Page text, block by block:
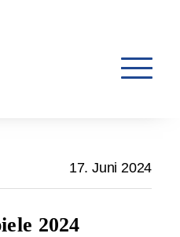
17. Juni 2024
2024